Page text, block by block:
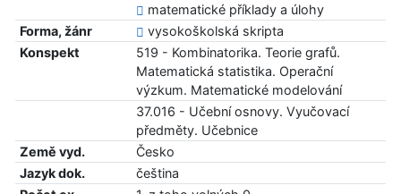
matematické příklady a úlohy
Forma, žánr
vysokoškolská skripta
Konspekt
519 - Kombinatorika. Teorie grafů.
Matematická statistika. Operační
výzkum. Matematické modelování
37.016 - Učební osnovy. Vyučovací
předměty. Učebnice
Země vyd.
Česko
Jazyk dok.
čeština